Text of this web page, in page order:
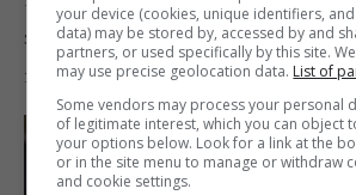
затвердили на головну роль в
несподіванка (сміється)!
your device (cookies, unique identifiers,
data) may be stored by, accessed by and
partners, or used specifically by this site.
may use precise geolocation data. List of
Some vendors may process your personal
of legitimate interest, which you can object
your options below. Look for a link at the
or in the site menu to manage or withdraw
and cookie settings.